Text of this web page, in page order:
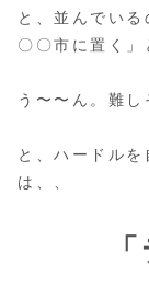
と、並んでい
〇〇市に置く」
う〜〜ん。難し
と、ハードル
は、、